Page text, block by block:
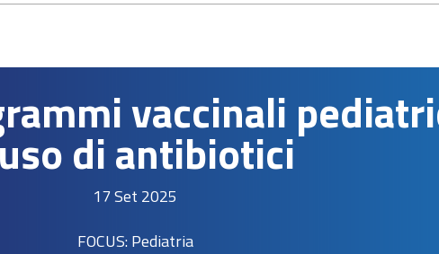
vaccinali
di antibiotici
17 Set 2025
FOCUS: Pediatria